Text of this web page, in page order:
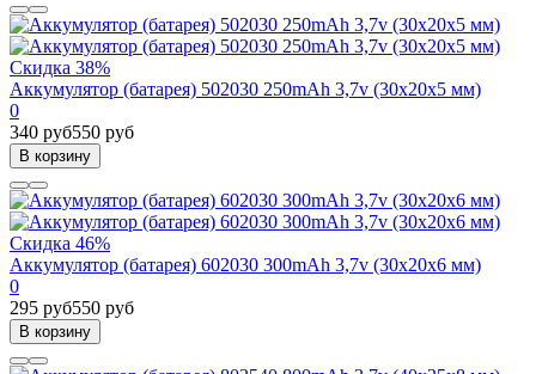
Скидка 38%
Аккумулятор (батарея) 502030 250mAh 3,7v (30х20х5 мм)
0
340 руб550 руб
В корзину
Скидка 46%
Аккумулятор (батарея) 602030 300mAh 3,7v (30х20х6 мм)
0
295 руб550 руб
В корзину